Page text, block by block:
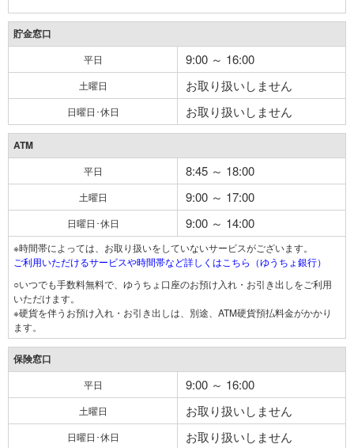
貯金窓口
平日 9:00 ～ 16:00
土曜日 お取り扱いしません
日曜日･休日 お取り扱いしません
ATM
平日 8:45 ～ 18:00
土曜日 9:00 ～ 17:00
日曜日･休日 9:00 ～ 14:00
※時間帯によっては、お取り扱いをしていないサービスがございます。
ご利用いただけるサービスや時間帯など詳しくはこちら（ゆうちょ銀行）
○いつでも手数料無料で、ゆうちょ口座のお預け入れ・お引き出しをご利用
いただけます。
※硬貨を伴うお預け入れ・お引き出しは、別途、ATM硬貨預払料金がかかり
ます。
保険窓口
平日 9:00 ～ 16:00
土曜日 お取り扱いしません
日曜日･休日 お取り扱いしません